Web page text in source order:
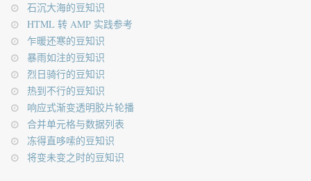
石沉大海的豆知识
HTML 转 AMP 实践参考
乍暖还寒的豆知识
暴雨如注的豆知识
烈日骑行的豆知识
热到不行的豆知识
响应式渐变透明胶片轮播
合并单元格与数据列表
冻得直哆嗦的豆知识
将变未变之时的豆知识